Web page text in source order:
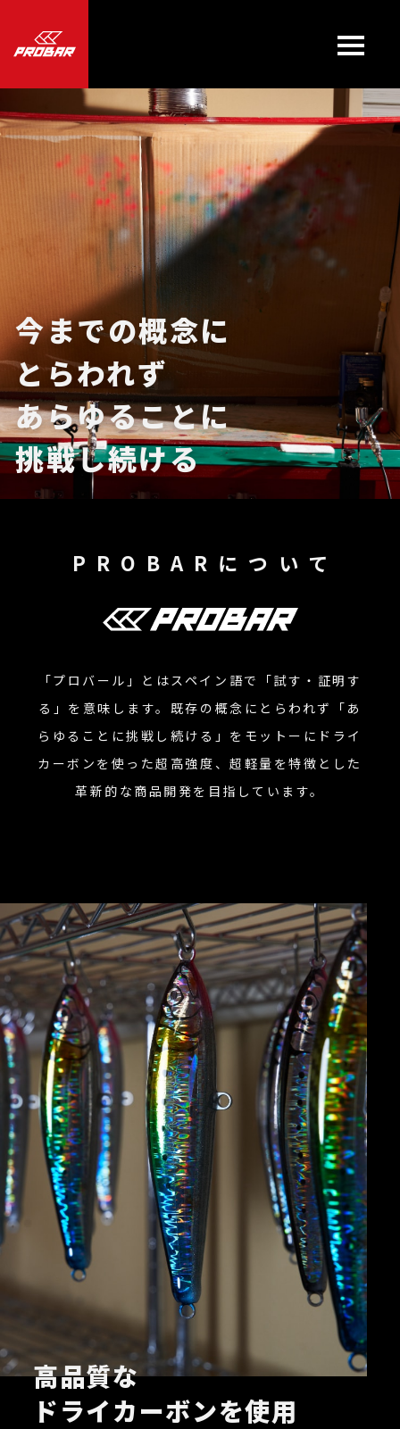
トップページ
PROBARについて
カートを見る 0
会社概要
配送方法・送料について
特定商法取引法について
プライバシーポリシー
商品一覧を見る
今までの概念に
とらわれず
あらゆることに
挑戦し続ける
PROBARについて
「プロバール」とはスペイン語で「試す・証明す
る」を意味します。既存の概念にとらわれず「あ
らゆることに挑戦し続ける」をモットーにドライ
カーボンを使った超高強度、超軽量を特徴とした
革新的な商品開発を目指しています。
高品質な
ドライカーボンを使用